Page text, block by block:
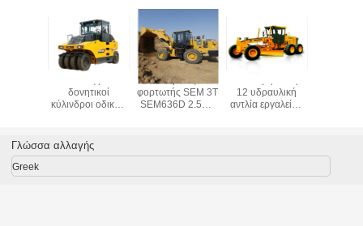
12 υδραυλική
αντλία εργαλείων
οδοποιίας
γκρέιντερ τρακτέρ
135HP
ανασκαπτήρας
GR135 γκρέιντερ
8015*2380*3050mm
μηχανή XCMG 20
τόνος XS203H
κυλίνδρων
Γλώσσα αλλαγής
Greek